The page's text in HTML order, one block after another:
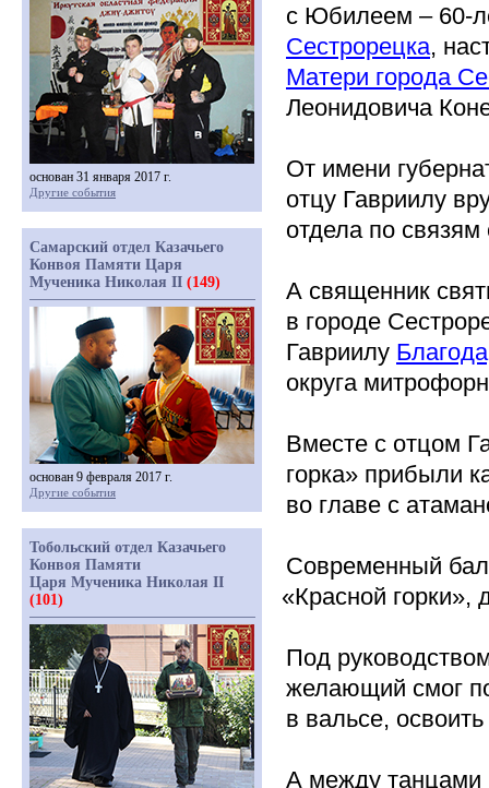
с Юбилеем – 60-
Сестрорецка,
Матери города
Леонидовича
От имени
отцу Гавриилу
отдела по
А священник
в городе
Гавриилу
округа
Вместе с отцом
горка» прибыли
во главе с
Современный
«Красной горки»,
Под
желающий смог
в вальсе,
А между танцами
основан 31 января 2017 г.
Другие события
Самарский отдел Казачьего
Конвоя Памяти Царя
Мученика Николая II (149)
основан 9 февраля 2017 г.
Другие события
Тобольский отдел Казачьего
Конвоя Памяти
Царя Мученика Николая II
(101)